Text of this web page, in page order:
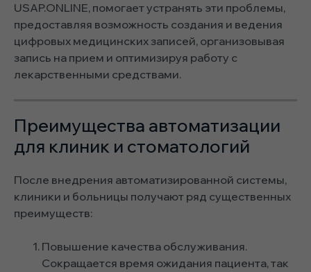
USAP.ONLINE, помогает устранять эти проблемы,
предоставляя возможность создания и ведения
цифровых медицинских записей, организовывая
запись на прием и оптимизируя работу с
лекарственными средствами.
Преимущества автоматизации
для клиник и стоматологий
После внедрения автоматизированной системы,
клиники и больницы получают ряд существенных
преимуществ:
Повышение качества обслуживания.
Сокращается время ожидания пациента, так